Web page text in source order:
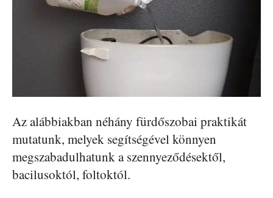
Az alábbiakban néhány fürdőszobai praktikát
mutatunk, melyek segítségével könnyen
megszabadulhatunk a szennyeződésektől,
bacilusoktól, foltoktól.